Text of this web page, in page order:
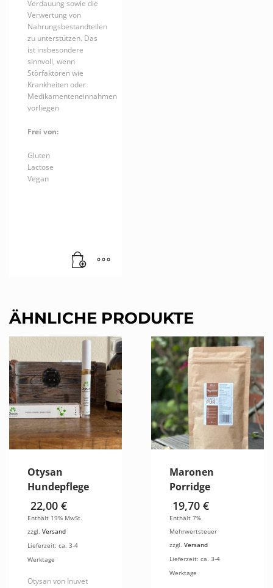
Verdauung sowie die
Verwertung von
Nahrungsbestandteilen
zu unterstützen. Das
ist insbesondere
sinnvoll, wenn
Störfaktoren wie
Krankheiten oder
Medikamenteneinnahmen
vorliegen
Frei von:
Gluten
Lactose
Vegan
ÄHNLICHE PRODUKTE
Otysan
Hundepflege
22,00 €
Enthält 19% MwSt.
zzgl. Versand
Lieferzeit: ca. 3-4
Werktage
Otysan von Inuvet
Maronen
Porridge
19,70 €
Enthält 7%
Mehrwertsteuer
zzgl. Versand
Lieferzeit: ca. 3-4
Werktage